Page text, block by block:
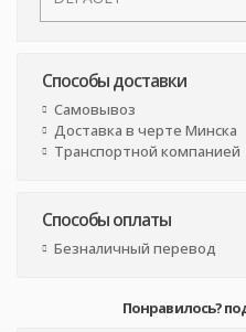
Способы доставки
Самовывоз
Доставка в черте Минска
Транспортной компанией
Способы оплаты
Безналичный перевод
Понравилось?